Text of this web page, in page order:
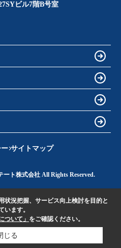
ビル7階B号室
サイトマップ
ト株式会社 All Rights Reserved.
状況把握、サービス向上検討を目的と
います。
ついて」 をご確認ください。
じる